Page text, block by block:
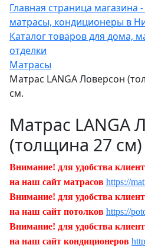
Главная страница магазина
матрасы, кондиционеры в
Каталог товаров для дома,
отделки
Матрасы
Матрас LANGA Ловерсон
см.
Матрас LANGA
(толщина 27 см)
Внимание! для удобства
на наш сайт матрасов https://
Внимание! для удобства
на наш сайт потолков https://
Внимание! для удобства
на наш сайт кондиционеров